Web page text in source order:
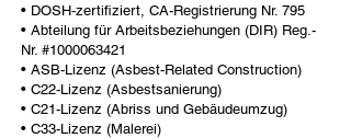
• DOSH-zertifiziert, CA-Registrierung Nr. 795
• Abteilung für Arbeitsbeziehungen (DIR) Reg.-
Nr. #1000063421
• ASB-Lizenz (Asbest-Related Construction)
• C22-Lizenz (Asbestsanierung)
• C21-Lizenz (Abriss und Gebäudeumzug)
• C33-Lizenz (Malerei)